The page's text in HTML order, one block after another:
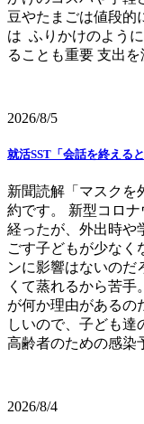
豆やたまごは値段的
は ふりかけのよう
ることも重要 支出を
2026/8/5
就活SST「会話を終える
新聞読解「マスクを
約です。 新型コロ
経ったが、外出時や
ごす子どもが少なく
ンに影響はないの
くて蒸れるから苦
が何か理由があるの
しいので、子ども
高齢者のための感染
2026/8/4